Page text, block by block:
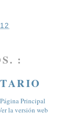
:
Página Principal
la versión web